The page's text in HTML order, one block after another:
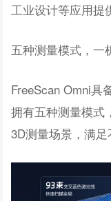
工业设计等应用提
五种测量模式，一
FreeScan Omni具
拥有五种测量模式
3D测量场景，满足